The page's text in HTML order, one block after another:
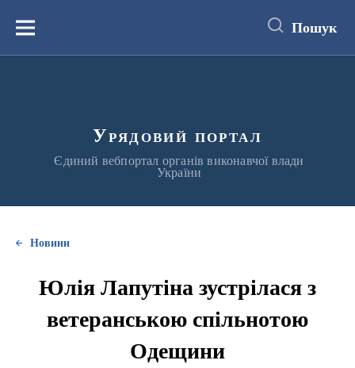
вмістуМеню Пошук
Урядовий портал
Єдиний вебпортал органів виконавчої влади
України
Новини
Юлія Лапутіна зустрілася з
ветеранською спільнотою
Одещини